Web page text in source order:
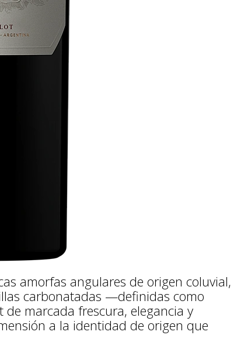
amorfas angulares de origen coluvial,
carbonatadas —definidas como
marcada frescura, elegancia y
a la identidad de origen que